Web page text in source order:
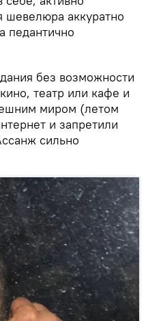
шевелюра аккуратно
педантично
без возможности
театр или кафе и
миром (летом
и запретили
сильно